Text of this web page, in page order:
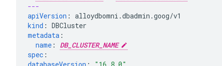
---
apiVersion : alloydbomni.dbadmin.goog/v1
kind : DBCluster
metadata :
name :
DB_CLUSTER_NAME
spec :